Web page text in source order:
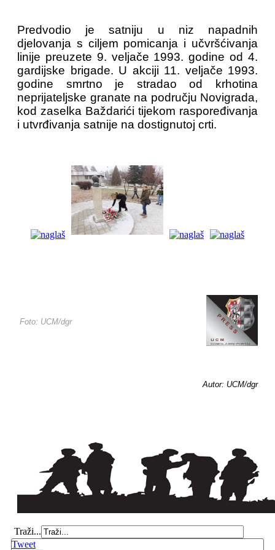
Predvodio je satniju u niz napadnih
djelovanja s ciljem pomicanja i učvršćivanja
linije preuzete 9. veljače 1993. godine od 4.
gardijske brigade. U akciji 11. veljače 1993.
godine smrtno je stradao od krhotina
neprijateljske granate na području Novigrada,
kod zaselka Baždarići tijekom raspoređivanja
i utvrđivanja satnije na dostignutoj crti.
Foto: UCM/dgr
Autor: UCM/dgr
Traži...
Tweet